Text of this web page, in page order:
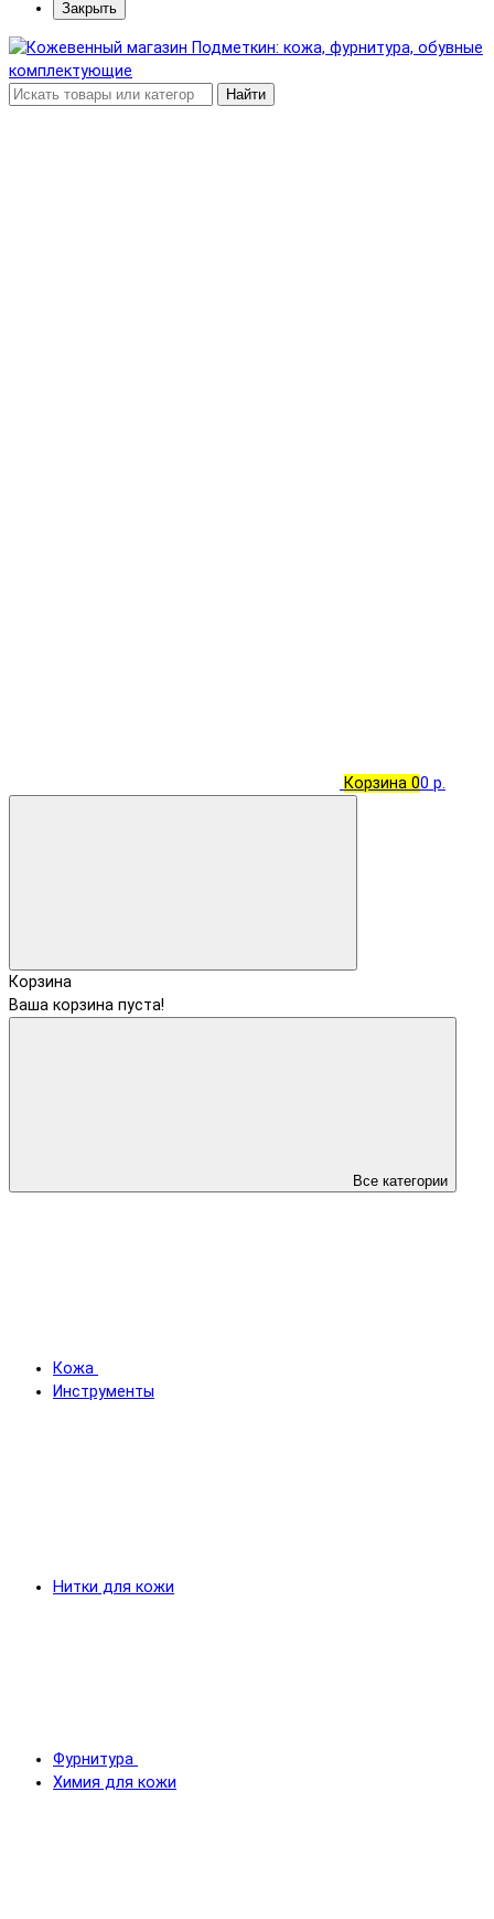
Закрыть
Найти
Корзина 00 р.
Корзина
Ваша корзина пуста!
Все категории
Кожа
Инструменты
Нитки для кожи
Фурнитура
Химия для кожи